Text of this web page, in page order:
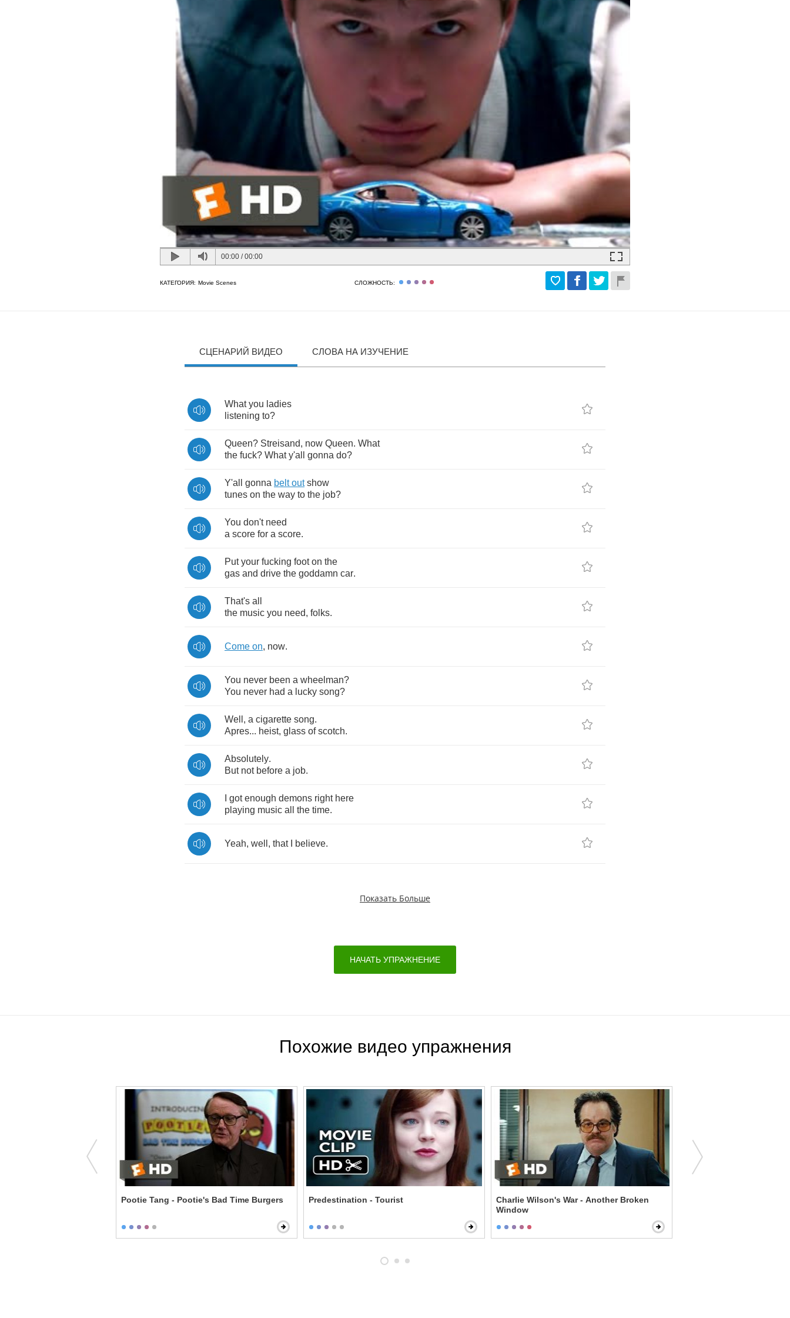
00:00 /00:00
КАТЕГОРИЯ: Movie Scenes СЛОЖНОСТЬ:
СЦЕНАРИЙ ВИДЕО СЛОВА НА ИЗУЧЕНИЕ
What you ladies
listening to?
Queen? Streisand, now Queen. What
the fuck? What y'all gonna do?
Y'all gonna belt out show
tunes on the way to the job?
You don't need
a score for a score.
Put your fucking foot on the
gas and drive the goddamn car.
That's all
the music you need, folks.
Come on, now.
You never been a wheelman?
You never had a lucky song?
Well , a cigarette song.
Apres... heist, glass of scotch.
Absolutely.
But not before a job.
got enough demons right here
playing music all the time.
Yeah, well , that believe.
Показать Больше
НАЧАТЬ УПРАЖНЕНИЕ
Похожие видео упражнения
Pootie Tang - Pootie's Bad Time Burgers Predestination - Tourist
Charlie Wilson's War - Another Broken
Window